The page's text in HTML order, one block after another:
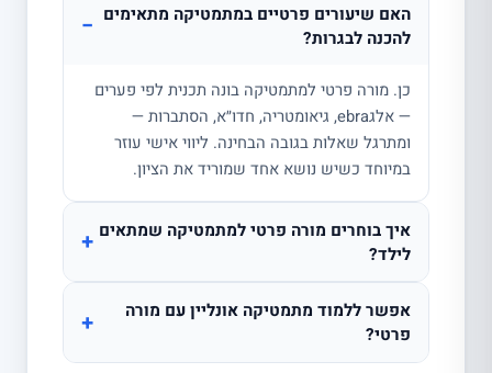
האם שיעורים פרטיים במתמטיקה מתאימים
להכנה לבגרות?
−
כן. מורה פרטי למתמטיקה בונה תכנית לפי פערים
— אלגebra, גיאומטריה, חדו״א, הסתברות —
ומתרגל שאלות בגובה הבחינה. ליווי אישי עוזר
במיוחד כשיש נושא אחד שמוריד את הציון.
איך בוחרים מורה פרטי למתמטיקה שמתאים
לילד?
+
אפשר ללמוד מתמטיקה אונליין עם מורה
פרטי?
+